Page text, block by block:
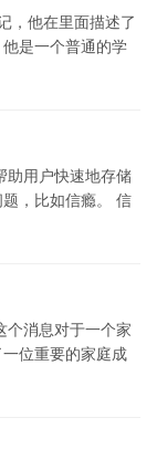
，他在里面描述了
是一个普通的学
助用户快速地存储
，比如信瘾。 信
个消息对于一个家
位重要的家庭成